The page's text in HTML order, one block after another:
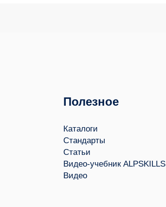
Полезное
Каталоги
Стандарты
Статьи
Видео-учебник ALPSKILLS
Видео